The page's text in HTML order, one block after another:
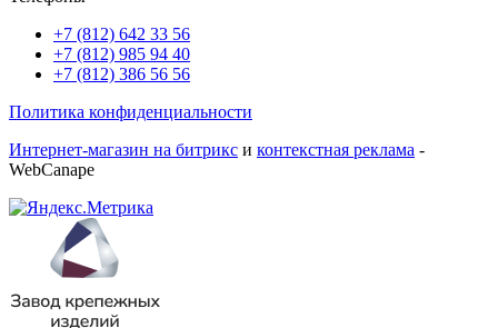
+7 (812) 642 33 56
+7 (812) 985 94 40
+7 (812) 386 56 56
Политика конфиденциальности
Интернет-магазин на битрикс и контекстная реклама -
WebCanape